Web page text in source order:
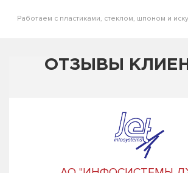
Работаем с пластиками, стеклом, шпоном и
ОТЗЫВЫ